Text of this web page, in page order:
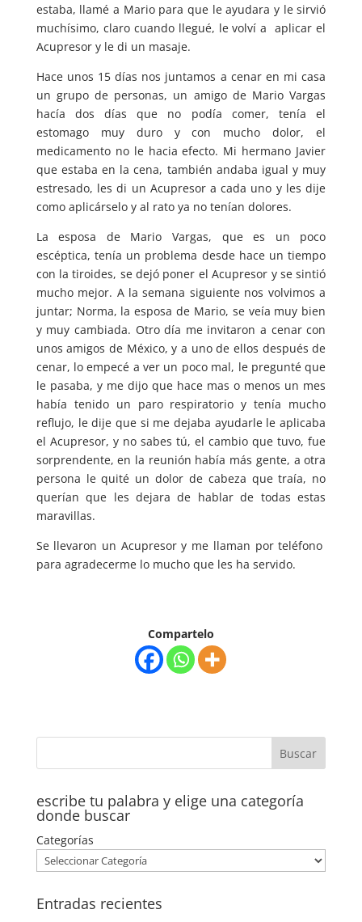
estaba, llamé a Mario para que le ayudara y le sirvió
muchísimo, claro cuando llegué, le volví a aplicar el
Acupresor y le di un masaje.
Hace unos 15 días nos juntamos a cenar en mi casa
un grupo de personas, un amigo de Mario Vargas
hacía dos días que no podía comer, tenía el
estomago muy duro y con mucho dolor, el
medicamento no le hacia efecto. Mi hermano Javier
que estaba en la cena, también andaba igual y muy
estresado, les di un Acupresor a cada uno y les dije
como aplicárselo y al rato ya no tenían dolores.
La esposa de Mario Vargas, que es un poco
escéptica, tenía un problema desde hace un tiempo
con la tiroides, se dejó poner el Acupresor y se sintió
mucho mejor. A la semana siguiente nos volvimos a
juntar; Norma, la esposa de Mario, se veía muy bien
y muy cambiada. Otro día me invitaron a cenar con
unos amigos de México, y a uno de ellos después de
cenar, lo empecé a ver un poco mal, le pregunté que
le pasaba, y me dijo que hace mas o menos un mes
había tenido un paro respiratorio y tenía mucho
reflujo, le dije que si me dejaba ayudarle le aplicaba
el Acupresor, y no sabes tú, el cambio que tuvo, fue
sorprendente, en la reunión había más gente, a otra
persona le quité un dolor de cabeza que traía, no
querían que les dejara de hablar de todas estas
maravillas.
Se llevaron un Acupresor y me llaman por teléfono
para agradecerme lo mucho que les ha servido.
Compartelo
escribe tu palabra y elige una categoría
donde buscar
Categorías
Entradas recientes